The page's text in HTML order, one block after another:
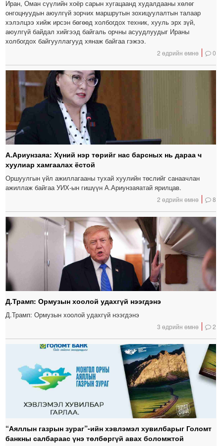
Иран, Оман сүүлийн хоёр сарын хугацаанд худалдааны хөлөг
онгоцнуудын аюулгүй зорчих маршрутын зохицуулалтын талаар
хэлэлцээ хийж ирсэн бөгөөд холбогдох техник, хууль эрх зүй,
аюулгүй байдал хийгээд байгаль орчны асуудлуудыг Ираны
холбогдох байгууллагууд хянаж байгаа гэжээ.
2 өдрийн өмнө 0
А.Ариунзаяа: Хүний нэр төрийг нас барсных нь дараа ч
хуулиар хамгаалах ёстой
Оршуулгын үйл ажиллагааны тухай хуулийн төслийг санаачлан
ажиллаж байгаа УИХ-ын гишүүн А.Ариунзаяатай ярилцав.
2 өдрийн өмнө 8
Д.Трамп: Ормузын хоолой удахгүй нээгдэнэ
Д.Трамп: Ормузын хоолой удахгүй нээгдэнэ
3 өдрийн өмнө 2
“Аяллын газрын зураг”-ийн хэвлэмэл хувилбарыг Голомт
банкны салбараас үнэ төлбөргүй авах боломжтой